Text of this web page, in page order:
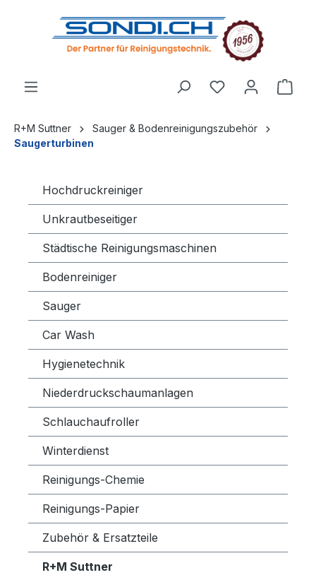
springen
R+M Suttner
Sauger & Bodenreinigungszubehör
Saugerturbinen
Hochdruckreiniger
Unkrautbeseitiger
Städtische Reinigungsmaschinen
Bodenreiniger
Sauger
Car Wash
Hygienetechnik
Niederdruckschaumanlagen
Schlauchaufroller
Winterdienst
Reinigungs-Chemie
Reinigungs-Papier
Zubehör & Ersatzteile
R+M Suttner